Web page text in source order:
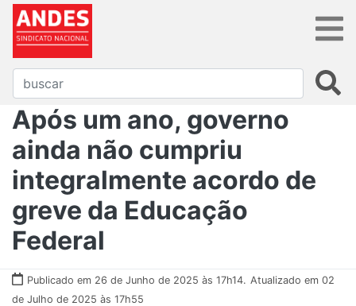
Após um ano, governo
ainda não cumpriu
integralmente acordo de
greve da Educação
Federal
Publicado em 26 de Junho de 2025 às 17h14. Atualizado em 02
de Julho de 2025 às 17h55